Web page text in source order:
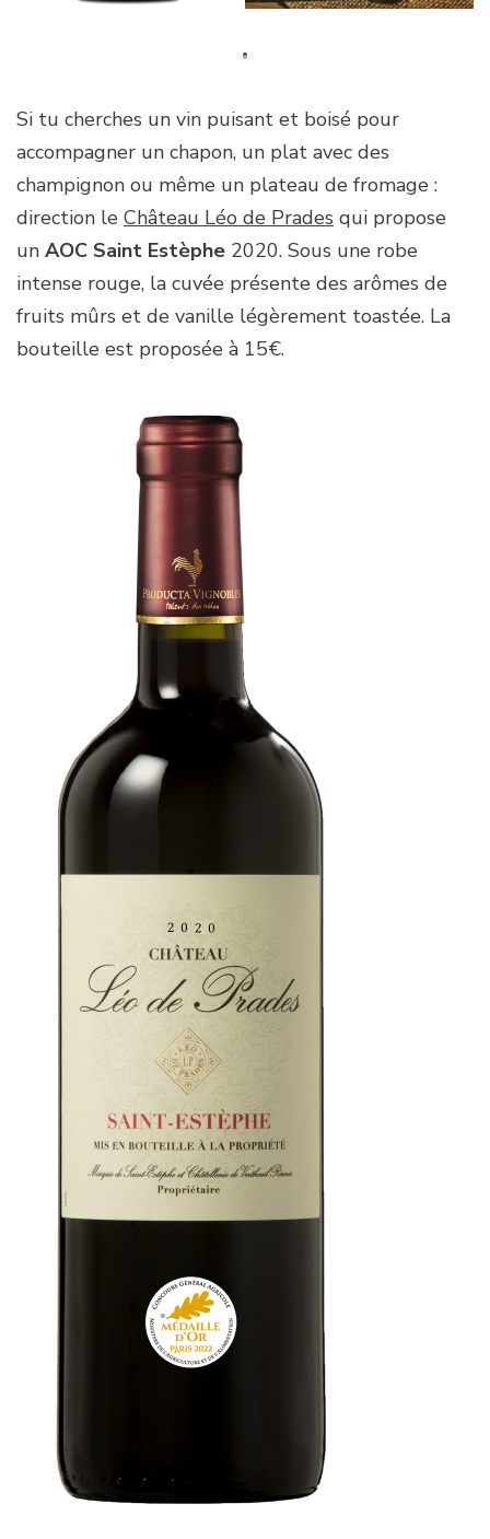
Si tu cherches un vin puisant et boisé pour
accompagner un chapon, un plat avec des
champignon ou même un plateau de fromage :
direction le Château Léo de Prades qui propose
un AOC Saint Estèphe 2020. Sous une robe
intense rouge, la cuvée présente des arômes de
fruits mûrs et de vanille légèrement toastée. La
bouteille est proposée à 15€.